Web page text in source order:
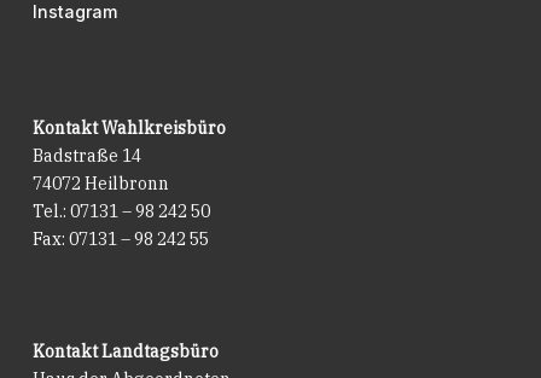
Instagram
Kontakt Wahlkreisbüro
Badstraße 14
74072 Heilbronn
Tel.: 07131 – 98 242 50
Fax: 07131 – 98 242 55
Kontakt Landtagsbüro